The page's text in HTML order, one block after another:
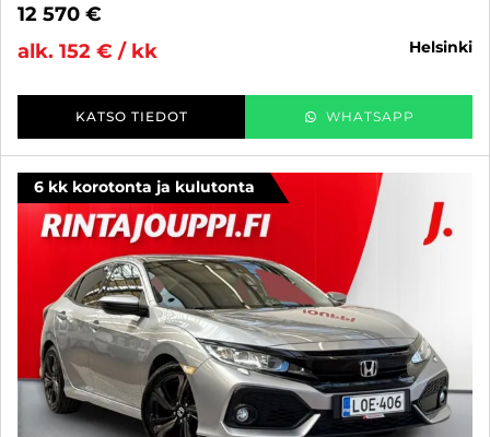
12 570 €
alk. 152 € / kk
helsinki
KATSO TIEDOT WHATSAPP
6 kk korotonta ja kulutonta